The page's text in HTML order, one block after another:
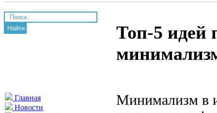
Найти
Главная
Новости
Топ-5 идей
Минимализм в